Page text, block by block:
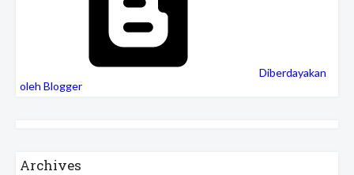
Diberdayakan
oleh Blogger
Archives